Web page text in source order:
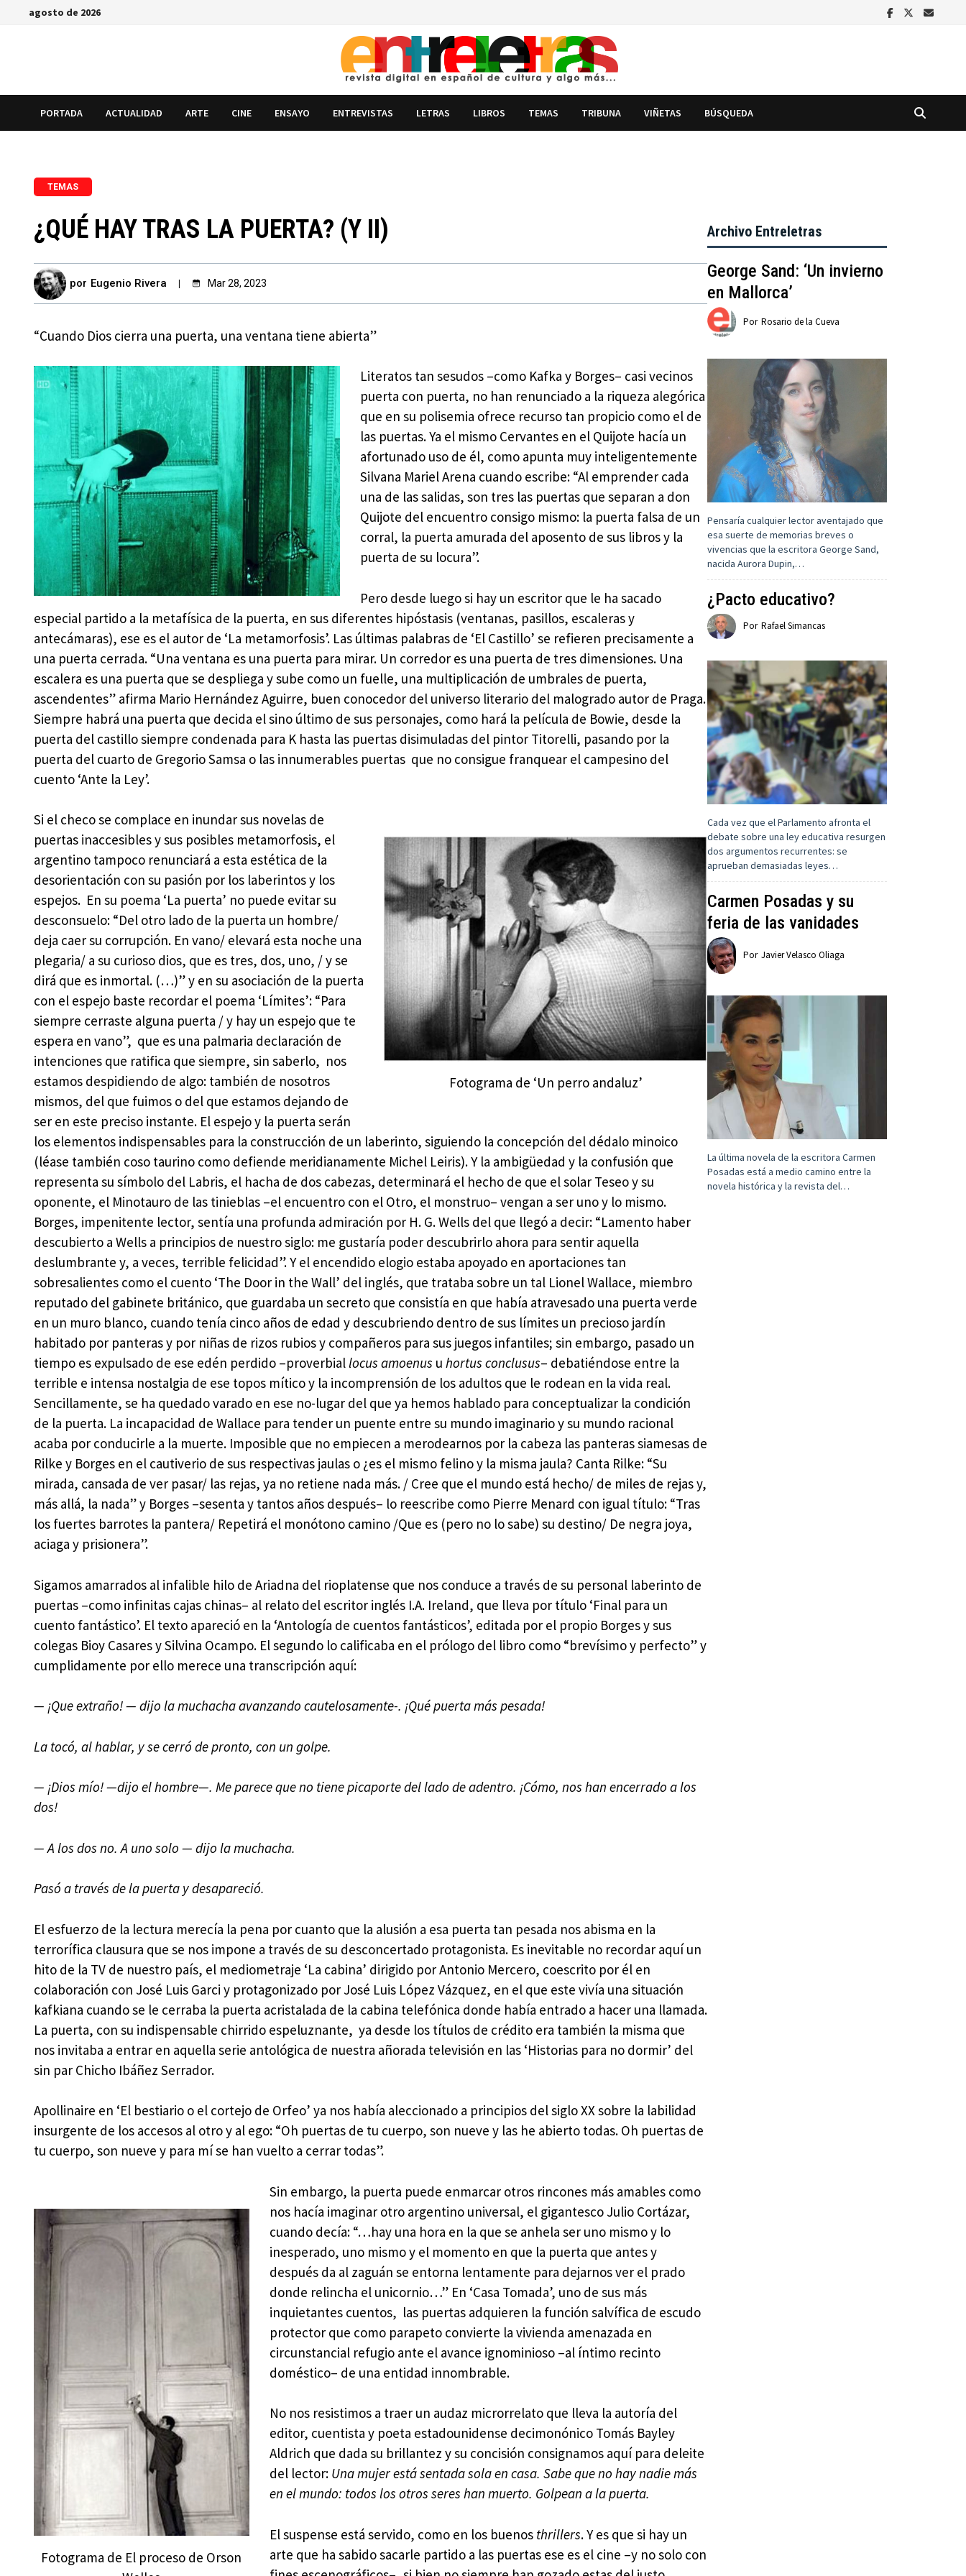
Saltaragosto de 2026
PORTADA ACTUALIDAD ARTE CINE ENSAYO ENTREVISTAS LETRAS LIBROS TEMAS TRIBUNA VIÑETAS BÚSQUEDA
TEMAS
¿QUÉ HAY TRAS LA PUERTA? (Y II)
por Eugenio Rivera Mar 28, 2023
“Cuando Dios cierra una puerta, una ventana tiene abierta”
Literatos tan sesudos –como Kafka y Borges– casi vecinos
puerta con puerta, no han renunciado a la riqueza alegórica
que en su polisemia ofrece recurso tan propicio como el de
las puertas. Ya el mismo Cervantes en el Quijote hacía un
afortunado uso de él, como apunta muy inteligentemente
Silvana Mariel Arena cuando escribe: “Al emprender cada
una de las salidas, son tres las puertas que separan a don
Quijote del encuentro consigo mismo: la puerta falsa de un
corral, la puerta amurada del aposento de sus libros y la
puerta de su locura”.
Pero desde luego si hay un escritor que le ha sacado
especial partido a la metafísica de la puerta, en sus diferentes hipóstasis (ventanas, pasillos, escaleras y
antecámaras), ese es el autor de ‘La metamorfosis’. Las últimas palabras de ‘El Castillo’ se refieren precisamente a
una puerta cerrada. “Una ventana es una puerta para mirar. Un corredor es una puerta de tres dimensiones. Una
escalera es una puerta que se despliega y sube como un fuelle, una multiplicación de umbrales de puerta,
ascendentes” afirma Mario Hernández Aguirre, buen conocedor del universo literario del malogrado autor de Praga.
Siempre habrá una puerta que decida el sino último de sus personajes, como hará la película de Bowie, desde la
puerta del castillo siempre condenada para K hasta las puertas disimuladas del pintor Titorelli, pasando por la
puerta del cuarto de Gregorio Samsa o las innumerables puertas que no consigue franquear el campesino del
cuento ‘Ante la Ley’.
Fotograma de ‘Un perro andaluz’
Si el checo se complace en inundar sus novelas de
puertas inaccesibles y sus posibles metamorfosis, el
argentino tampoco renunciará a esta estética de la
desorientación con su pasión por los laberintos y los
espejos. En su poema ‘La puerta’ no puede evitar su
desconsuelo: “Del otro lado de la puerta un hombre/
deja caer su corrupción. En vano/ elevará esta noche una
plegaria/ a su curioso dios, que es tres, dos, uno, / y se
dirá que es inmortal. (…)” y en su asociación de la puerta
con el espejo baste recordar el poema ‘Límites’: “Para
siempre cerraste alguna puerta / y hay un espejo que te
espera en vano”, que es una palmaria declaración de
intenciones que ratifica que siempre, sin saberlo, nos
estamos despidiendo de algo: también de nosotros
mismos, del que fuimos o del que estamos dejando de
ser en este preciso instante. El espejo y la puerta serán
los elementos indispensables para la construcción de un laberinto, siguiendo la concepción del dédalo minoico
(léase también coso taurino como defiende meridianamente Michel Leiris). Y la ambigüedad y la confusión que
representa su símbolo del Labris, el hacha de dos cabezas, determinará el hecho de que el solar Teseo y su
oponente, el Minotauro de las tinieblas –el encuentro con el Otro, el monstruo– vengan a ser uno y lo mismo.
Borges, impenitente lector, sentía una profunda admiración por H. G. Wells del que llegó a decir: “Lamento haber
descubierto a Wells a principios de nuestro siglo: me gustaría poder descubrirlo ahora para sentir aquella
deslumbrante y, a veces, terrible felicidad”. Y el encendido elogio estaba apoyado en aportaciones tan
sobresalientes como el cuento ‘The Door in the Wall’ del inglés, que trataba sobre un tal Lionel Wallace, miembro
reputado del gabinete británico, que guardaba un secreto que consistía en que había atravesado una puerta verde
en un muro blanco, cuando tenía cinco años de edad y descubriendo dentro de sus límites un precioso jardín
habitado por panteras y por niñas de rizos rubios y compañeros para sus juegos infantiles; sin embargo, pasado un
tiempo es expulsado de ese edén perdido –proverbiallocus amoenus u hortus conclusus– debatiéndose entre la
terrible e intensa nostalgia de ese topos mítico y la incomprensión de los adultos que le rodean en la vida real.
Sencillamente, se ha quedado varado en ese no-lugar del que ya hemos hablado para conceptualizar la condición
de la puerta. La incapacidad de Wallace para tender un puente entre su mundo imaginario y su mundo racional
acaba por conducirle a la muerte. Imposible que no empiecen a merodearnos por la cabeza las panteras siamesas de
Rilke y Borges en el cautiverio de sus respectivas jaulas o ¿es el mismo felino y la misma jaula? Canta Rilke: “Su
mirada, cansada de ver pasar/ las rejas, ya no retiene nada más. / Cree que el mundo está hecho/ de miles de rejas y,
más allá, la nada” y Borges –sesenta y tantos años después– lo reescribe como Pierre Menard con igual título: “Tras
los fuertes barrotes la pantera/ Repetirá el monótono camino /Que es (pero no lo sabe) su destino/ De negra joya,
aciaga y prisionera”.
Sigamos amarrados al infalible hilo de Ariadna del rioplatense que nos conduce a través de su personal laberinto de
puertas –como infinitas cajas chinas– al relato del escritor inglés I.A. Ireland, que lleva por título ‘Final para un
cuento fantástico’. El texto apareció en la ‘Antología de cuentos fantásticos’, editada por el propio Borges y sus
colegas Bioy Casares y Silvina Ocampo. El segundo lo calificaba en el prólogo del libro como “brevísimo y perfecto” y
cumplidamente por ello merece una transcripción aquí:
— ¡Que extraño! — dijo la muchacha avanzando cautelosamente-. ¡Qué puerta más pesada!
La tocó, al hablar, y se cerró de pronto, con un golpe.
— ¡Dios mío! —dijo el hombre—. Me parece que no tiene picaporte del lado de adentro. ¡Cómo, nos han encerrado a los
dos!
— A los dos no. A uno solo — dijo la muchacha.
Pasó a través de la puerta y desapareció.
El esfuerzo de la lectura merecía la pena por cuanto que la alusión a esa puerta tan pesada nos abisma en la
terrorífica clausura que se nos impone a través de su desconcertado protagonista. Es inevitable no recordar aquí un
hito de la TV de nuestro país, el mediometraje ‘La cabina’ dirigido por Antonio Mercero, coescrito por él en
colaboración con José Luis Garci y protagonizado por José Luis López Vázquez, en el que este vivía una situación
kafkiana cuando se le cerraba la puerta acristalada de la cabina telefónica donde había entrado a hacer una llamada.
La puerta, con su indispensable chirrido espeluznante, ya desde los títulos de crédito era también la misma que
nos invitaba a entrar en aquella serie antológica de nuestra añorada televisión en las ‘Historias para no dormir’ del
sin par Chicho Ibáñez Serrador.
Apollinaire en ‘El bestiario o el cortejo de Orfeo’ ya nos había aleccionado a principios del siglo XX sobre la labilidad
insurgente de los accesos al otro y al ego: “Oh puertas de tu cuerpo, son nueve y las he abierto todas. Oh puertas de
tu cuerpo, son nueve y para mí se han vuelto a cerrar todas”.
Fotograma de El proceso de Orson
Sin embargo, la puerta puede enmarcar otros rincones más amables como
nos hacía imaginar otro argentino universal, el gigantesco Julio Cortázar,
cuando decía: “…hay una hora en la que se anhela ser uno mismo y lo
inesperado, uno mismo y el momento en que la puerta que antes y
después da al zaguán se entorna lentamente para dejarnos ver el prado
donde relincha el unicornio…” En ‘Casa Tomada’, uno de sus más
inquietantes cuentos, las puertas adquieren la función salvífica de escudo
protector que como parapeto convierte la vivienda amenazada en
circunstancial refugio ante el avance ignominioso –al íntimo recinto
doméstico– de una entidad innombrable.
No nos resistimos a traer un audaz microrrelato que lleva la autoría del
editor, cuentista y poeta estadounidense decimonónico Tomás Bayley
Aldrich que dada su brillantez y su concisión consignamos aquí para deleite
del lector: Una mujer está sentada sola en casa. Sabe que no hay nadie más
en el mundo: todos los otros seres han muerto. Golpean a la puerta.
El suspense está servido, como en los buenos thrillers. Y es que si hay un
arte que ha sabido sacarle partido a las puertas ese es el cine –y no solo con
Archivo Entreletras
George Sand: ‘Un invierno
en Mallorca’
Por Rosario de la Cueva
Pensaría cualquier lector aventajado que
esa suerte de memorias breves o
vivencias que la escritora George Sand,
nacida Aurora Dupin,…
¿Pacto educativo?
Por Rafael Simancas
Cada vez que el Parlamento afronta el
debate sobre una ley educativa resurgen
dos argumentos recurrentes: se
aprueban demasiadas leyes…
Carmen Posadas y su
feria de las vanidades
Por Javier Velasco Oliaga
La última novela de la escritora Carmen
Posadas está a medio camino entre la
novela histórica y la revista del…